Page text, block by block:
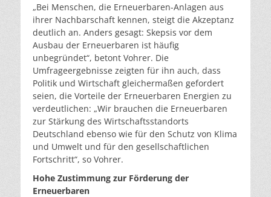
„Bei Menschen, die Erneuerbaren-Anlagen aus
ihrer Nachbarschaft kennen, steigt die Akzeptanz
deutlich an. Anders gesagt: Skepsis vor dem
Ausbau der Erneuerbaren ist häufig
unbegründet“, betont Vohrer. Die
Umfrageergebnisse zeigten für ihn auch, dass
Politik und Wirtschaft gleichermaßen gefordert
seien, die Vorteile der Erneuerbaren Energien zu
verdeutlichen: „Wir brauchen die Erneuerbaren
zur Stärkung des Wirtschaftsstandorts
Deutschland ebenso wie für den Schutz von Klima
und Umwelt und für den gesellschaftlichen
Fortschritt“, so Vohrer.
Hohe Zustimmung zur Förderung der
Erneuerbaren